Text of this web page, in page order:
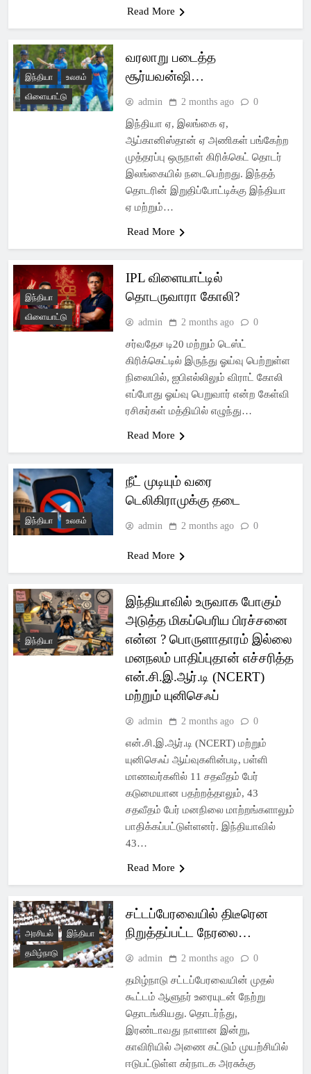
Read More
இந்தியா
உலகம்
விளையாட்டு
வரலாறு படைத்த
சூர்யவன்ஷி…
admin 2 months ago 0
இந்தியா ஏ, இலங்கை ஏ,
ஆப்கானிஸ்தான் ஏ அணிகள் பங்கேற்ற
முத்தரப்பு ஒருநாள் கிரிக்கெட் தொடர்
இலங்கையில் நடைபெற்றது. இந்தத்
தொடரின் இறுதிப்போட்டிக்கு இந்தியா
ஏ மற்றும்…
Read More
இந்தியா
விளையாட்டு
IPL விளையாட்டில்
தொடருவாரா கோலி?
admin 2 months ago 0
சர்வதேச டி20 மற்றும் டெஸ்ட்
கிரிக்கெட்டில் இருந்து ஓய்வு பெற்றுள்ள
நிலையில், ஐபிஎல்லிலும் விராட் கோலி
எப்போது ஓய்வு பெறுவார் என்ற கேள்வி
ரசிகர்கள் மத்தியில் எழுந்து…
Read More
இந்தியா உலகம்
நீட் முடியும் வரை
டெலிகிராமுக்கு தடை
admin 2 months ago 0
Read More
இந்தியா
இந்தியாவில் உருவாக போகும்
அடுத்த மிகப்பெரிய பிரச்சனை
என்ன ? பொருளாதாரம் இல்லை
மனநலம் பாதிப்புதான் எச்சரித்த
என்.சி.இ.ஆர்.டி (NCERT)
மற்றும் யுனிசெஃப்
admin 2 months ago 0
என்.சி.இ.ஆர்.டி (NCERT) மற்றும்
யுனிசெஃப் ஆய்வுகளின்படி, பள்ளி
மாணவர்களில் 11 சதவீதம் பேர்
கடுமையான பதற்றத்தாலும், 43
சதவீதம் பேர் மனநிலை மாற்றங்களாலும்
பாதிக்கப்பட்டுள்ளனர். இந்தியாவில்
43…
Read More
அரசியல்
இந்தியா
தமிழ்நாடு
சட்டப்பேரவையில் திடீரென
நிறுத்தப்பட்ட நேரலை…
admin 2 months ago 0
தமிழ்நாடு சட்டப்பேரவையின் முதல்
கூட்டம் ஆளுநர் உரையுடன் நேற்று
தொடங்கியது. தொடர்ந்து,
இரண்டாவது நாளான இன்று,
காவிரியில் அணை கட்டும் முயற்சியில்
ஈடுபட்டுள்ள கர்நாடக அரசுக்கு